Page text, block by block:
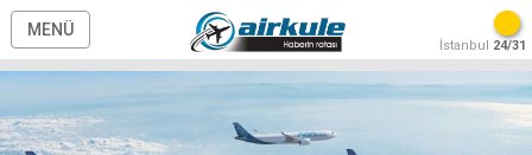
MENÜ
İstanbul 24/31